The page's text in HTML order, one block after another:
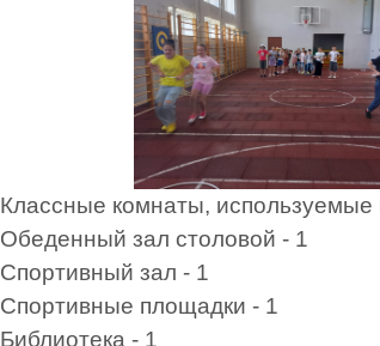
Классные комнаты, используемые
Обеденный зал столовой - 1
Спортивный зал - 1
Спортивные площадки - 1
Библиотека - 1